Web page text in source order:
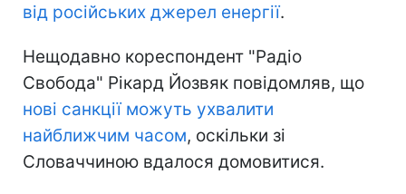
від російських джерел енергії.
Нещодавно кореспондент "Радіо
Свобода" Рікард Йозвяк повідомляв, що
нові санкції можуть ухвалити
найближчим часом, оскільки зі
Словаччиною вдалося домовитися.